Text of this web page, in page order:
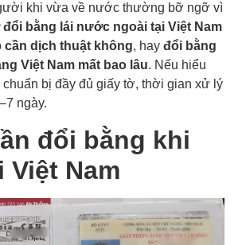
khi vừa về nước thường bỡ ngỡ vì
đổi bằng lái nước ngoài tại Việt Nam
cần dịch thuật không, hay đổi bằng
Việt Nam mất bao lâu. Nếu hiểu
chuẩn bị đầy đủ giấy tờ, thời gian xử lý
ngày.
đổi bằng khi
Việt Nam